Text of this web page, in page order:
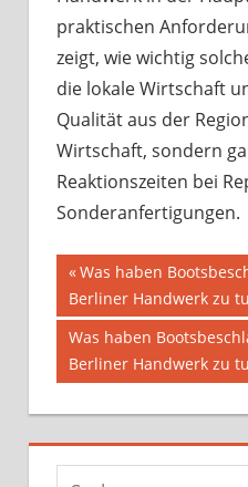
praktischen
zeigt, wie wichtig
die lokale Wirtschaft
Qualität aus der
Wirtschaft, sondern
Reaktionszeiten bei
Sonderanfertigungen.
Vorheriger
Beitrag:
Was haben
Berliner Handwerk zu
Nächster
Beitrag:
Was haben
Berliner Handwerk zu